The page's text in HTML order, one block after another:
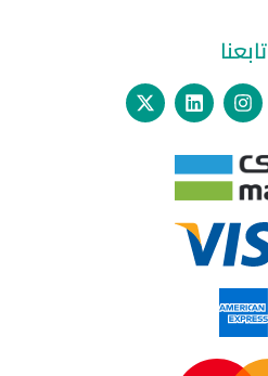
تابعنا